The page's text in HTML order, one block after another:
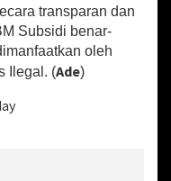
transparan dan
Subsidi benar-
oleh
Ilegal. (Ade)